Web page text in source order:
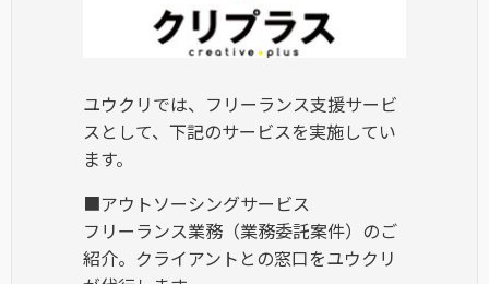
ユウクリでは、フリーランス支援サービ
スとして、下記のサービスを実施してい
ます。
■アウトソーシングサービス
フリーランス業務（業務委託案件）のご
紹介。クライアントとの窓口をユウクリ